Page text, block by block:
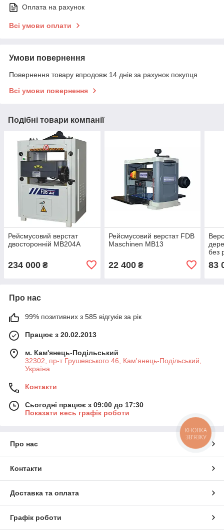
Оплата на рахунок
Всі умови оплати
Умови повернення
Повернення товару впродовж 14 днів за рахунок покупця
Всі умови повернення
Подібні товари компанії
Рейсмусовий верстат
двосторонній МВ204А
234 000 ₴
Рейсмусовий верстат FDB
Maschinen MB13
22 400₴
без
83
Про нас
99% позитивних з 585 відгуків за рік
Працює з 20.02.2013
м. Кам'янець-Подільський
32302, пр-т Грушевського 46, Кам'янець-Подільський,
Україна
Контакти
Сьогодні працює з 09:00 до 17:30
Показати весь графік роботи
Про нас
Контакти
Доставка та оплата
Графік роботи
КНОПКА
ЗВ'ЯЗКУ